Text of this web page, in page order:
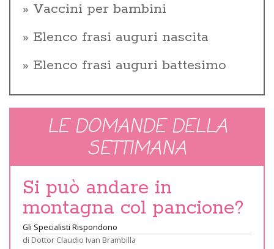
Vaccini per bambini
Elenco frasi auguri nascita
Elenco frasi auguri battesimo
LE DOMANDE DELLA
SETTIMANA
Si può andare in
montagna col pancione?
Gli Specialisti Rispondono
di Dottor Claudio Ivan Brambilla